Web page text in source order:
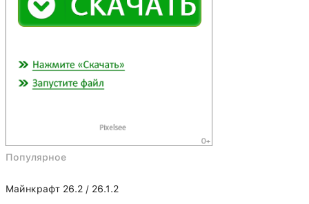
Популярное
Майнкрафт 26.2 / 26.1.2